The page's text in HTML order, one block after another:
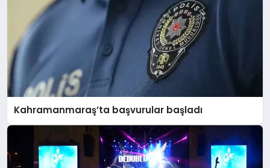
Kahramanmaraş’ta başvurular başladı